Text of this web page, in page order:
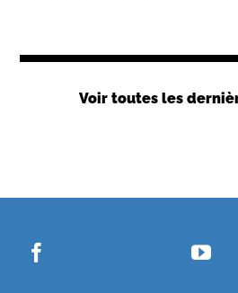
Voir toutes les